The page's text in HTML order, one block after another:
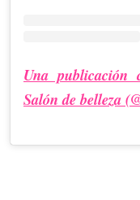
Una publicación
Salón de belleza